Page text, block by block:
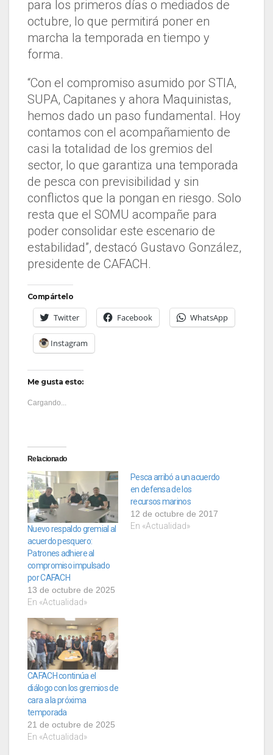
para los primeros días o mediados de
octubre, lo que permitirá poner en
marcha la temporada en tiempo y
forma.
“Con el compromiso asumido por STIA,
SUPA, Capitanes y ahora Maquinistas,
hemos dado un paso fundamental. Hoy
contamos con el acompañamiento de
casi la totalidad de los gremios del
sector, lo que garantiza una temporada
de pesca con previsibilidad y sin
conflictos que la pongan en riesgo. Solo
resta que el SOMU acompañe para
poder consolidar este escenario de
estabilidad”, destacó Gustavo González,
presidente de CAFACH.
Compártelo
Twitter Facebook WhatsApp
Instagram
Me gusta esto:
Cargando...
Relacionado
Nuevo respaldo gremial al
acuerdo pesquero:
Patrones adhiere al
compromiso impulsado
por CAFACH
13 de octubre de 2025
En «Actualidad»
Pesca arribó a un acuerdo
en defensa de los
recursos marinos
12 de octubre de 2017
En «Actualidad»
CAFACH continúa el
diálogo con los gremios de
cara a la próxima
temporada
21 de octubre de 2025
En «Actualidad»